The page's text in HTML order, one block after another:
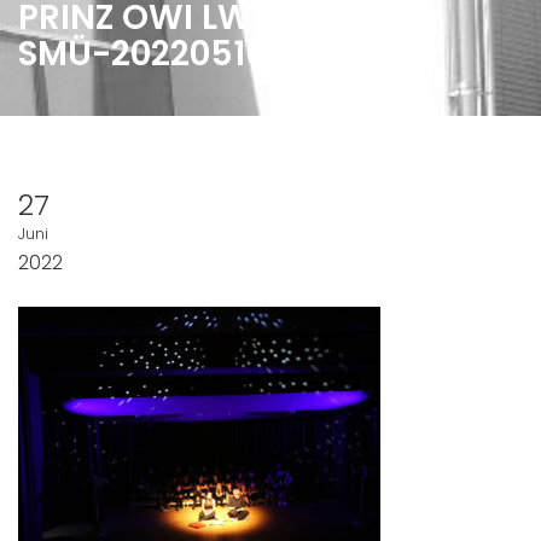
PRINZ OWI LWMS-
SMÜ-20220516_568
27
Juni
2022